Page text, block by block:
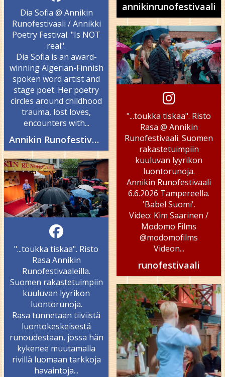
Dia Sofia @ Annikin
Runofestivaali / Annikki
Poetry Festival. "Is NOT
real".
Dia Sofia is an award-
winning Algerian-Finnish
spoken word artist and
stage poet. Her poetry
circles around childhood
trauma, lost loves,
encounters with...
Annikin Runofestivaali - Annikki Poetry Festival
"...toukka tiskaa". Risto
Rasa Annikin
Runofestivaaleilla.
Suomen rakastetuimpiin
kuuluvan lyyrikon
luontorunoja.
Rasa tunnetaan tiiviistä
luontokeskeisestä
runoudestaan, jossa hän
kykenee muutamalla
rivillä luomaan tarkkoja
havaintoja...
annikinrunofestivaali
"...toukka tiskaa". Risto
Rasa @ Annikin
Runofestivaali. Suomen
rakastetuimpiin
kuuluvan lyyrikon
luontorunoja.
Annikin Runofestivaali
6.6.2026 Tampereella.
'Babel Suomi'.
Video: Kim Saarinen /
Modomo Films
@modomofilms
Videon...
runofestivaali